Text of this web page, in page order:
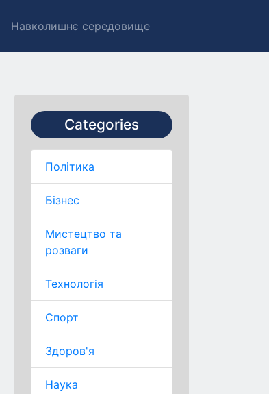
Навколишнє середовище
Categories
Політика
Бізнес
Мистецтво та
розваги
Технологія
Спорт
Здоров'я
Наука